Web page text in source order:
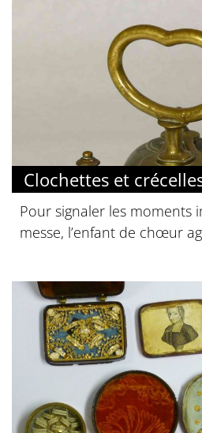
Clochettes et
Pour signaler les moments
messe, l’enfant de chœur